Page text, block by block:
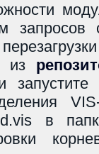
запросов
из
в